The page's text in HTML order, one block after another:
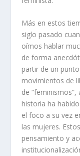
Más en estos
siglo pasado
oímos hablar
de forma
partir de un
movimientos de
de
historia ha
el foco a su vez
las mujeres.
pensamiento y